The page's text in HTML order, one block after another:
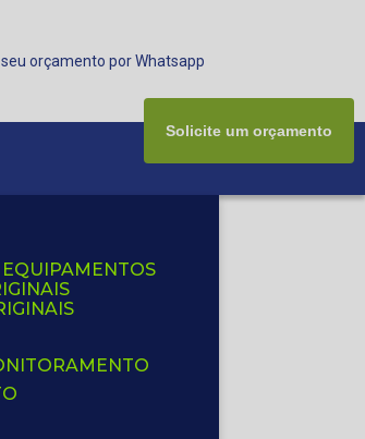
seu orçamento por Whatsapp
EQUIPAMENTOS
Solicite um orçamento